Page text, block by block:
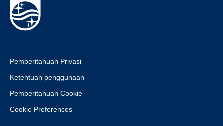
Pemberitahuan Privasi
Ketentuan penggunaan
Pemberitahuan Cookie
Cookie Preferences